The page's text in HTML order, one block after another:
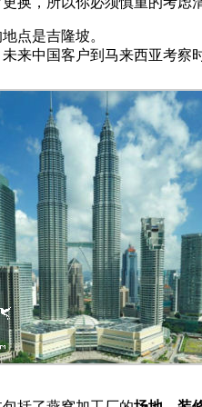
点是吉隆坡。
来中国客户到马来西亚考察